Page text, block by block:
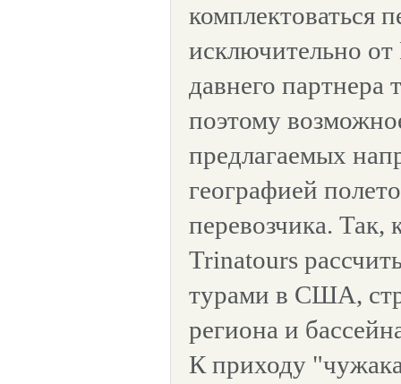
комплектоваться
исключительно
давнего партнера
поэтому
предлагаемых
географией
перевозчика. Так,
Trinatours
турами в США,
региона и
К приходу